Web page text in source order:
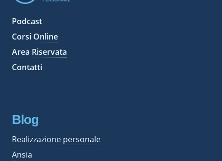
Podcast
Corsi Online
Area Riservata
Contatti
Blog
Realizzazione personale
Ansia